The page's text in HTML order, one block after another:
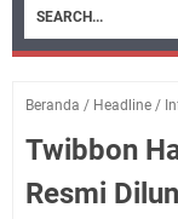
Beranda / Headline /
Twibbon
Resmi